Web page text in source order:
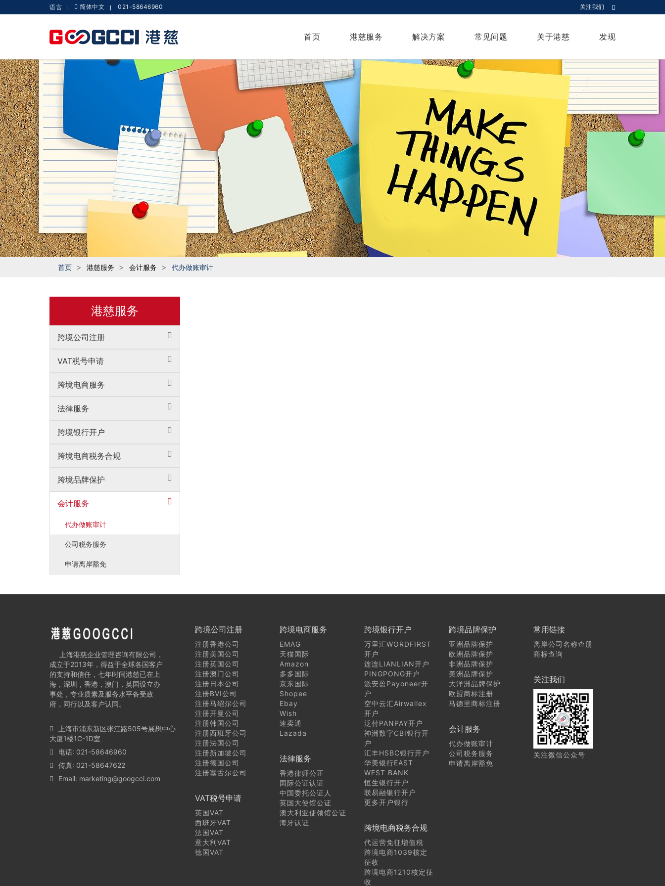
语言 简体中文 021-58646960 关注我们
首页 港慈服务 解决方案 常见问题 关于港慈 发现
首页 港慈服务 会计服务 代办做账审计
港慈服务
跨境公司注册
VAT税号申请
跨境电商服务
法律服务
跨境银行开户
跨境电商税务合规
跨境品牌保护
会计服务
代办做账审计
公司税务服务
申请离岸豁免
上海港慈企业管理咨询有限公司，
成立于2013年，得益于全球各国客户
的支持和信任，七年时间港慈已在上
海，深圳，香港，澳门，英国设立办
事处，专业质素及服务水平备受政
府，同行以及客户认同。
上海市浦东新区张江路505号展想中心
大厦1楼1C-1D室
电话: 021-58646960
传真: 021-58647622
Email: marketing@googcci.com
跨境公司注册
注册香港公司
注册美国公司
注册英国公司
注册澳门公司
注册日本公司
注册BVI公司
注册马绍尔公司
注册开曼公司
注册韩国公司
注册西班牙公司
注册法国公司
注册新加坡公司
注册德国公司
注册塞舌尔公司
VAT税号申请
英国VAT
西班牙VAT
法国VAT
意大利VAT
德国VAT
跨境电商服务
EMAG
天猫国际
Amazon
多多国际
京东国际
Shopee
Ebay
Wish
速卖通
Lazada
法律服务
香港律师公正
国际公证认证
中国委托公证人
英国大使馆公证
澳大利亚使领馆公证
海牙认证
跨境银行开户
万里汇WORDFIRST
开户
连连LIANLIAN开户
PINGPONG开户
派安盈Payoneer开
户
空中云汇Airwallex
开户
泛付PANPAY开户
神洲数字CBI银行开
户
汇丰HSBC银行开户
华美银行EAST
WEST BANK
恒生银行开户
联易融银行开户
更多开户银行
跨境电商税务合规
代运营免征增值税
跨境电商1039核定
征收
跨境电商1210核定征
收
跨境品牌保护
亚洲品牌保护
欧洲品牌保护
非洲品牌保护
美洲品牌保护
大洋洲品牌保护
欧盟商标注册
马德里商标注册
会计服务
代办做账审计
公司税务服务
申请离岸豁免
常用链接
离岸公司名称查册
商标查询
关注我们
关注微信公众号